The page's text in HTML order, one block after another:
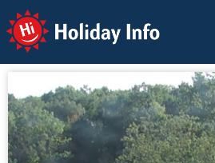
Holiday Info